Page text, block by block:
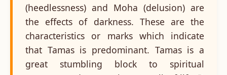
(heedlessness) and Moha (delusion) are
the effects of darkness. These are the
characteristics or marks which indicate
that Tamas is predominant. Tamas is a
great stumbling block to spiritual